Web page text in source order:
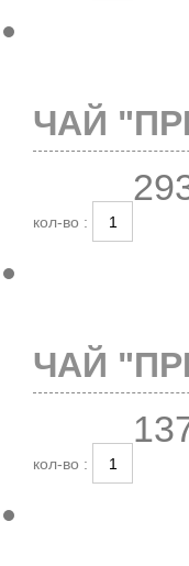
ЧАЙ
кол-во :
ЧАЙ
кол-во :